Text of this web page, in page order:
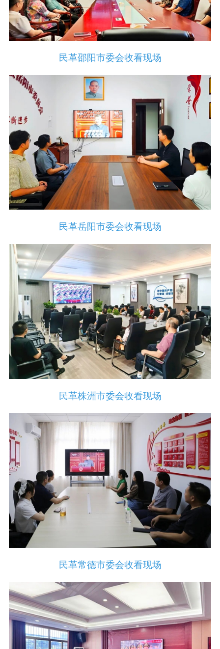
民革邵阳市委会收看现场
民革岳阳市委会收看现场
民革株洲市委会收看现场
民革常德市委会收看现场